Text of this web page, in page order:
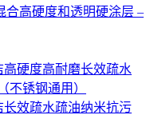
合高硬度和透明硬涂层 –
高硬度高耐磨长效疏水
不锈钢通用）
长效疏水疏油纳米抗污